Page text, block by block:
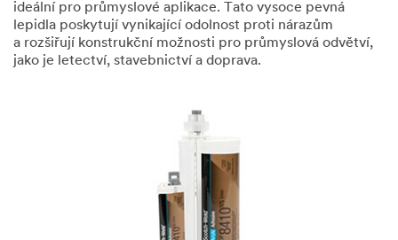
ideální pro průmyslové aplikace. Tato vysoce pevná
lepidla poskytují vynikající odolnost proti nárazům
a rozšiřují konstrukční možnosti pro průmyslová odvětví,
jako je letectví, stavebnictví a doprava.